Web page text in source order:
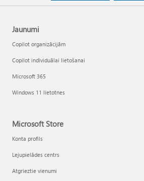
Jaunumi
Copilot organizācijām
Copilot individuālai lietošanai
Microsoft 365
Windows 11 lietotnes
Microsoft Store
Konta profils
Lejupielādes centrs
Atgrieztie vienumi